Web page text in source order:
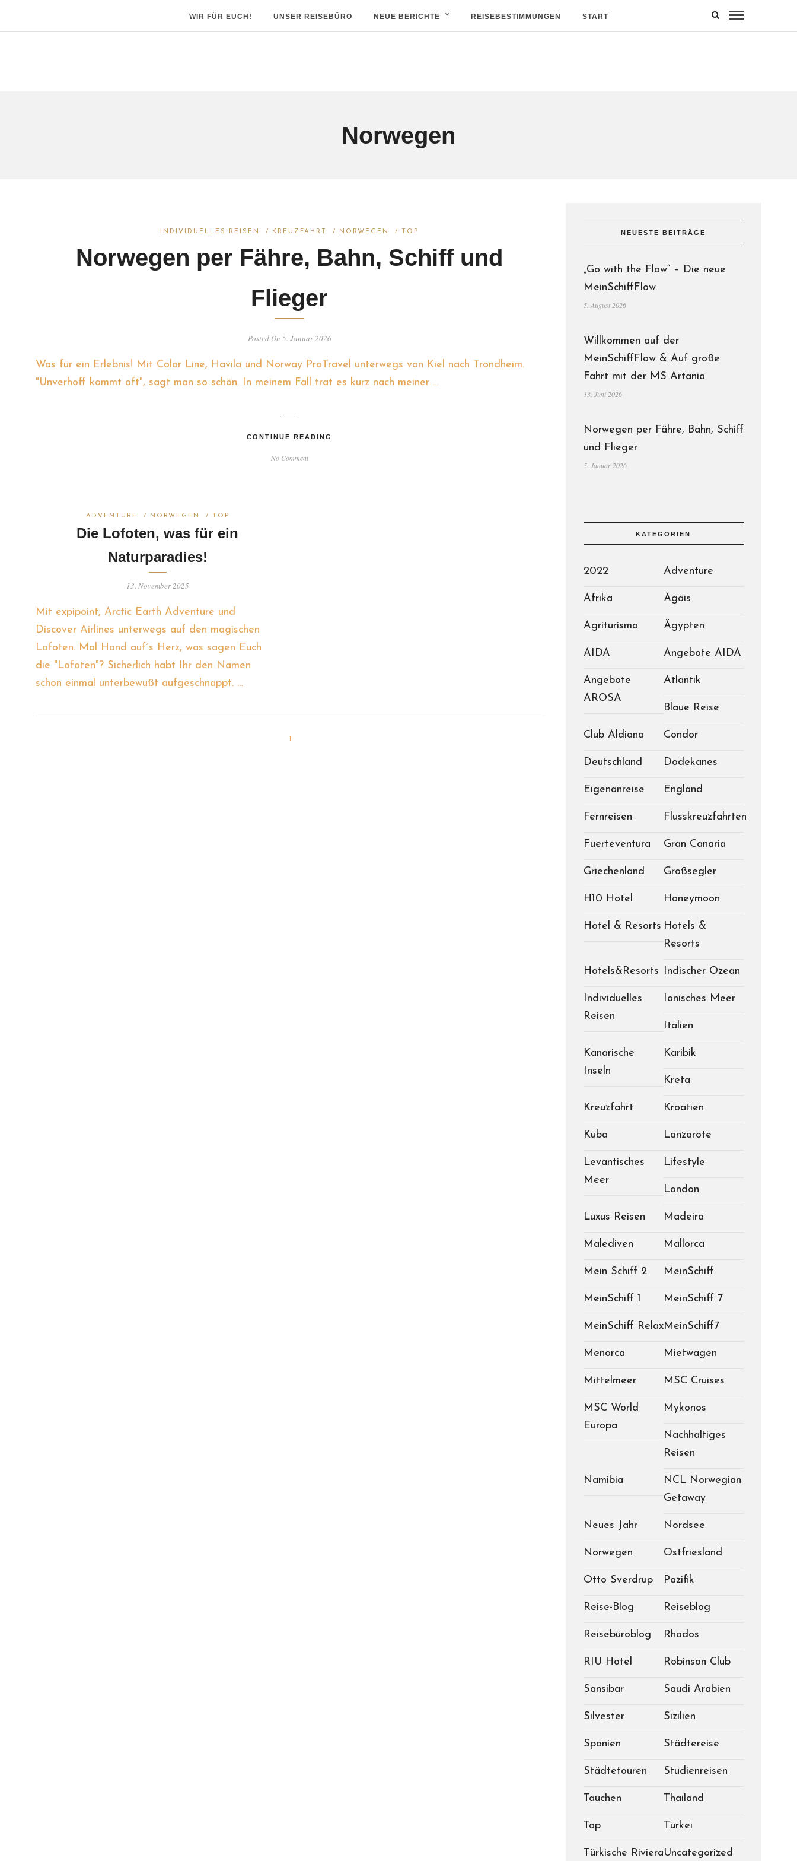
WIR FÜR EUCH! UNSER REISEBÜRO NEUE BERICHTE REISEBESTIMMUNGEN START
Norwegen
INDIVIDUELLES REISEN / KREUZFAHRT / NORWEGEN / TOP
Norwegen per Fähre, Bahn, Schiff und
Flieger
Posted On 5. Januar 2026
Was für ein Erlebnis! Mit Color Line, Havila und Norway ProTravel unterwegs von Kiel nach Trondheim.
"Unverhoff kommt oft", sagt man so schön. In meinem Fall trat es kurz nach meiner …
CONTINUE READING
No Comment
ADVENTURE / NORWEGEN / TOP
Die Lofoten, was für ein
Naturparadies!
13. November 2025
Mit expipoint, Arctic Earth Adventure und
Discover Airlines unterwegs auf den magischen
Lofoten. Mal Hand auf´s Herz, was sagen Euch
die "Lofoten"? Sicherlich habt Ihr den Namen
schon einmal unterbewußt aufgeschnappt. …
NEUESTE BEITRÄGE
„Go with the Flow“ – Die neue
MeinSchiffFlow
5. August 2026
Willkommen auf der
MeinSchiffFlow & Auf große
Fahrt mit der MS Artania
13. Juni 2026
Norwegen per Fähre, Bahn, Schiff
und Flieger
5. Januar 2026
KATEGORIEN
2022 Adventure
Afrika Ägäis
Agriturismo Ägypten
AIDA Angebote AIDA
Angebote
AROSA
Atlantik
Blaue Reise
Club Aldiana Condor
Deutschland Dodekanes
Eigenanreise England
Fernreisen Flusskreuzfahrten
Fuerteventura Gran Canaria
Griechenland Großsegler
H10 Hotel Honeymoon
Hotel & Resorts Hotels &
Resorts
Hotels&Resorts Indischer Ozean
Individuelles
Reisen
Ionisches Meer
Italien
Kanarische
Inseln
Karibik
Kreta
Kreuzfahrt Kroatien
Kuba Lanzarote
Levantisches
Meer
Lifestyle
London
Luxus Reisen Madeira
Malediven Mallorca
Mein Schiff 2 MeinSchiff
MeinSchiff 1 MeinSchiff 7
MeinSchiff RelaxMeinSchiff7
Menorca Mietwagen
Mittelmeer MSC Cruises
MSC World
Europa
Mykonos
Nachhaltiges
Reisen
Namibia
NCL Norwegian
Getaway
Neues Jahr Nordsee
Norwegen Ostfriesland
Otto Sverdrup Pazifik
Reise-Blog Reiseblog
Reisebüroblog Rhodos
RIU Hotel Robinson Club
Sansibar Saudi Arabien
Silvester Sizilien
Spanien Städtereise
Städtetouren Studienreisen
Tauchen Thailand
Top Türkei
Türkische RivieraUncategorized